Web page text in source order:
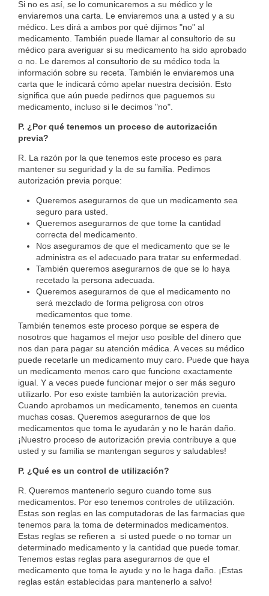
Si no es así, se lo comunicaremos a su médico y le
enviaremos una carta. Le enviaremos una a usted y a su
médico. Les dirá a ambos por qué dijimos "no" al
medicamento. También puede llamar al consultorio de su
médico para averiguar si su medicamento ha sido aprobado
o no. Le daremos al consultorio de su médico toda la
información sobre su receta. También le enviaremos una
carta que le indicará cómo apelar nuestra decisión. Esto
significa que aún puede pedirnos que paguemos su
medicamento, incluso si le decimos "no".
P. ¿Por qué tenemos un proceso de autorización
previa?
R. La razón por la que tenemos este proceso es para
mantener su seguridad y la de su familia. Pedimos
autorización previa porque:
Queremos asegurarnos de que un medicamento sea
seguro para usted.
Queremos asegurarnos de que tome la cantidad
correcta del medicamento.
Nos aseguramos de que el medicamento que se le
administra es el adecuado para tratar su enfermedad.
También queremos asegurarnos de que se lo haya
recetado la persona adecuada.
Queremos asegurarnos de que el medicamento no
será mezclado de forma peligrosa con otros
medicamentos que tome.
También tenemos este proceso porque se espera de
nosotros que hagamos el mejor uso posible del dinero que
nos dan para pagar su atención médica. A veces su médico
puede recetarle un medicamento muy caro. Puede que haya
un medicamento menos caro que funcione exactamente
igual. Y a veces puede funcionar mejor o ser más seguro
utilizarlo. Por eso existe también la autorización previa.
Cuando aprobamos un medicamento, tenemos en cuenta
muchas cosas. Queremos asegurarnos de que los
medicamentos que toma le ayudarán y no le harán daño.
¡Nuestro proceso de autorización previa contribuye a que
usted y su familia se mantengan seguros y saludables!
P. ¿Qué es un control de utilización?
R. Queremos mantenerlo seguro cuando tome sus
medicamentos. Por eso tenemos controles de utilización.
Estas son reglas en las computadoras de las farmacias que
tenemos para la toma de determinados medicamentos.
Estas reglas se refieren a si usted puede o no tomar un
determinado medicamento y la cantidad que puede tomar.
Tenemos estas reglas para asegurarnos de que el
medicamento que toma le ayude y no le haga daño. ¡Estas
reglas están establecidas para mantenerlo a salvo!